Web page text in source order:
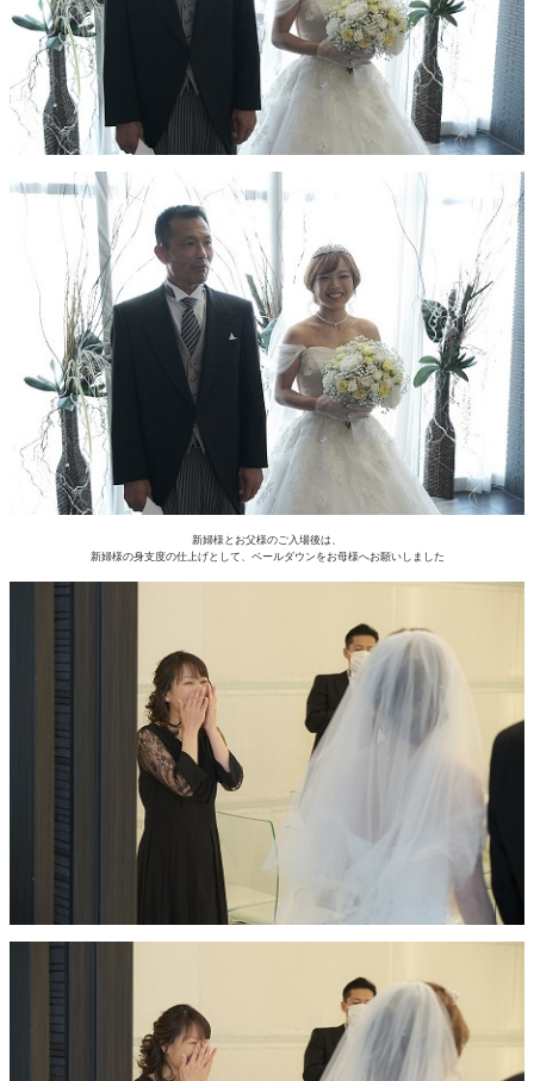
新婦様とお父様のご入場後は、
新婦様の身支度の仕上げとして、ベールダウンをお母様へお願いしました